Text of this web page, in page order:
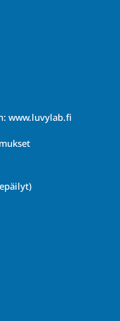
www.luvylab.fi